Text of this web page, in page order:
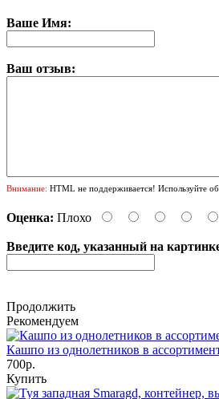
Ваше Имя:
Ваш отзыв:
Внимание: HTML не поддерживается! Используйте
Оценка: Плохо
Введите код, указанный на
Продолжить
Рекомендуем
Кашпо из однолетников в
700р.
Купить